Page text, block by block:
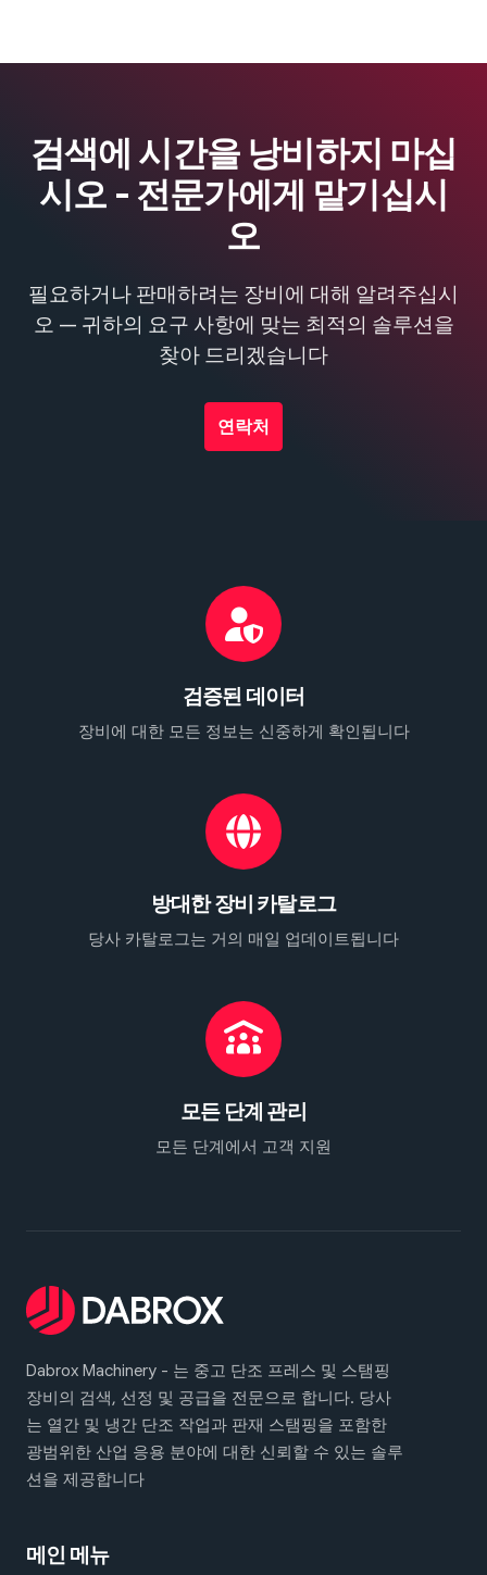
검색에 시간을 낭비하지 마십
시오 - 전문가에게 맡기십시
오
필요하거나 판매하려는 장비에 대해 알려주십시
오 — 귀하의 요구 사항에 맞는 최적의 솔루션을
찾아 드리겠습니다
연락처
검증된 데이터
장비에 대한 모든 정보는 신중하게 확인됩니다
방대한 장비 카탈로그
당사 카탈로그는 거의 매일 업데이트됩니다
모든 단계 관리
모든 단계에서 고객 지원
Dabrox Machinery - 는 중고 단조 프레스 및 스탬핑
장비의 검색, 선정 및 공급을 전문으로 합니다. 당사
는 열간 및 냉간 단조 작업과 판재 스탬핑을 포함한
광범위한 산업 응용 분야에 대한 신뢰할 수 있는 솔루
션을 제공합니다
메인 메뉴